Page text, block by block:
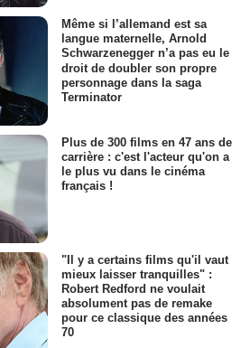
Même si l’allemand est sa
langue maternelle, Arnold
Schwarzenegger n’a pas eu le
droit de doubler son propre
personnage dans la saga
Terminator
Plus de 300 films en 47 ans de
carrière : c'est l'acteur qu'on a
le plus vu dans le cinéma
français !
"Il y a certains films qu'il vaut
mieux laisser tranquilles" :
Robert Redford ne voulait
absolument pas de remake
pour ce classique des années
70